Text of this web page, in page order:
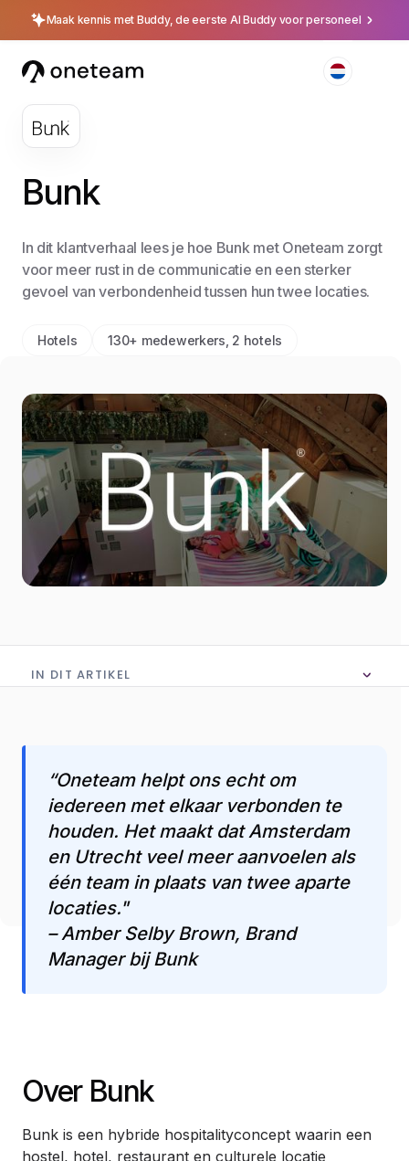
Maak kennis met Buddy, de eerste AI Buddy voor personeel
Bunk
In dit klantverhaal lees je hoe Bunk met Oneteam zorgt
voor meer rust in de communicatie en een sterker
gevoel van verbondenheid tussen hun twee locaties.
Hotels 130+ medewerkers, 2 hotels
“Oneteam helpt ons echt om
iedereen met elkaar verbonden te
houden. Het maakt dat Amsterdam
en Utrecht veel meer aanvoelen als
één team in plaats van twee aparte
locaties."
– Amber Selby Brown, Brand
Manager bij Bunk
Over Bunk
Bunk is een hybride hospitalityconcept waarin een
hostel, hotel, restaurant en culturele locatie
IN DIT ARTIKEL